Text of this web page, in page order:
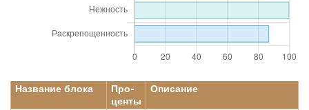
Название блока
Про-
центы
Описание